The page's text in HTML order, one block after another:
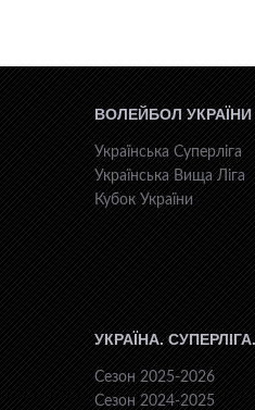
ВОЛЕЙБОЛ УКРАЇНИ
Українська Суперліга
Українська Вища Ліга
Кубок України
УКРАЇНА.
Сезон 2025-2026
Сезон 2024-2025